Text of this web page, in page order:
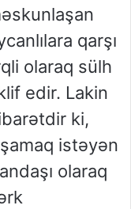
qarşı
olaraq sülh
edir. Lakin
ki,
istəyən
olaraq